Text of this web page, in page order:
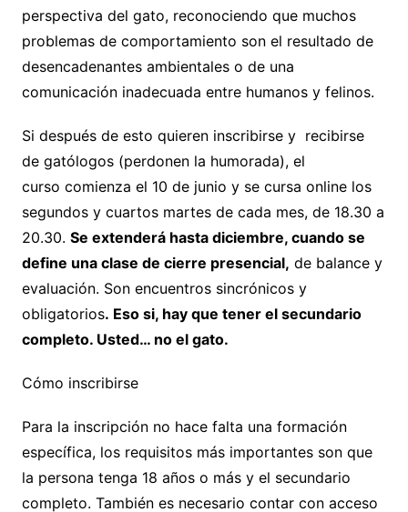
perspectiva del gato, reconociendo que muchos
problemas de comportamiento son el resultado de
desencadenantes ambientales o de una
comunicación inadecuada entre humanos y felinos.
Si después de esto quieren inscribirse y recibirse
de gatólogos (perdonen la humorada), el
curso comienza el 10 de junio y se cursa online los
segundos y cuartos martes de cada mes, de 18.30 a
20.30. Se extenderá hasta diciembre, cuando se
define una clase de cierre presencial, de balance y
evaluación. Son encuentros sincrónicos y
obligatorios. Eso si, hay que tener el secundario
completo. Usted… no el gato.
Cómo inscribirse
Para la inscripción no hace falta una formación
específica, los requisitos más importantes son que
la persona tenga 18 años o más y el secundario
completo. También es necesario contar con acceso